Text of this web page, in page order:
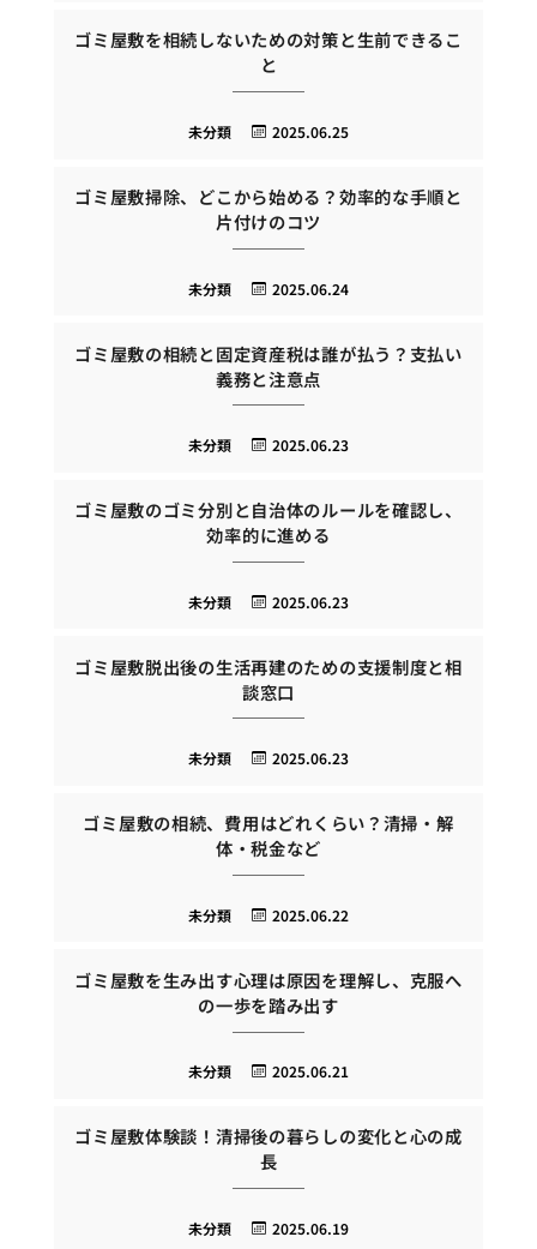
ゴミ屋敷を相続しないための対策と生前できるこ
と
2025.06.25
未分類
ゴミ屋敷掃除、どこから始める？効率的な手順と
片付けのコツ
2025.06.24
未分類
ゴミ屋敷の相続と固定資産税は誰が払う？支払い
義務と注意点
2025.06.23
未分類
ゴミ屋敷のゴミ分別と自治体のルールを確認し、
効率的に進める
2025.06.23
未分類
ゴミ屋敷脱出後の生活再建のための支援制度と相
談窓口
2025.06.23
未分類
ゴミ屋敷の相続、費用はどれくらい？清掃・解
体・税金など
2025.06.22
未分類
ゴミ屋敷を生み出す心理は原因を理解し、克服へ
の一歩を踏み出す
2025.06.21
未分類
ゴミ屋敷体験談！清掃後の暮らしの変化と心の成
長
2025.06.19
未分類